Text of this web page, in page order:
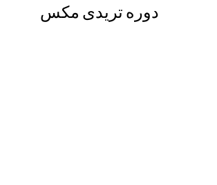
دوره تریدی مکس